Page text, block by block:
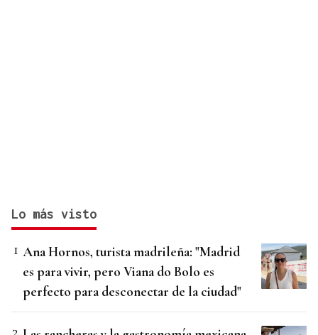
Lo más visto
Ana Hornos, turista madrileña: "Madrid
es para vivir, pero Viana do Bolo es
perfecto para desconectar de la ciudad"